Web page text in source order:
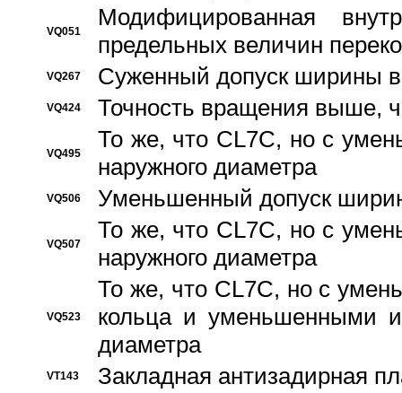
VQ051
Модифицированная
предельных величин
VQ267 Суженный допуск ширины
VQ424 Точность вращения выше,
VQ495
То же, что CL7C, но с
наружного диаметра
VQ506 Уменьшенный допуск
VQ507
То же, что CL7C, но с
наружного диаметра
VQ523
То же, что CL7C, но с
кольца и уменьшенными
диаметра
VT143 Закладная антизадирная